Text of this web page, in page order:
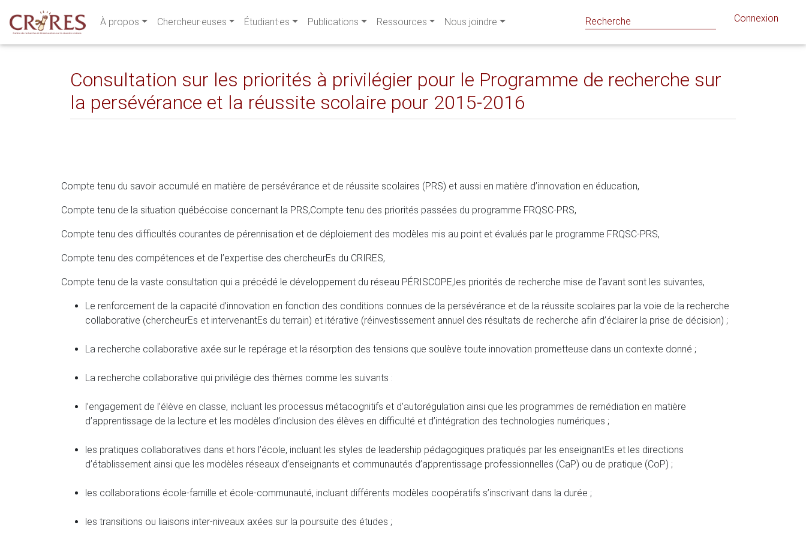
À propos Chercheur·euses Étudiant·es Publications Ressources Nous joindre Connexion
Consultation sur les priorités à privilégier pour le Programme de recherche sur
la persévérance et la réussite scolaire pour 2015-2016
Compte tenu du savoir accumulé en matière de persévérance et de réussite scolaires (PRS) et aussi en matière d’innovation en éducation,
Compte tenu de la situation québécoise concernant la PRS,Compte tenu des priorités passées du programme FRQSC-PRS,
Compte tenu des difficultés courantes de pérennisation et de déploiement des modèles mis au point et évalués par le programme FRQSC-PRS,
Compte tenu des compétences et de l’expertise des chercheurEs du CRIRES,
Compte tenu de la vaste consultation qui a précédé le développement du réseau PÉRISCOPE,les priorités de recherche mise de l’avant sont les suivantes,
Le renforcement de la capacité d’innovation en fonction des conditions connues de la persévérance et de la réussite scolaires par la voie de la recherche
collaborative (chercheurEs et intervenantEs du terrain) et itérative (réinvestissement annuel des résultats de recherche afin d’éclairer la prise de décision) ;
La recherche collaborative axée sur le repérage et la résorption des tensions que soulève toute innovation prometteuse dans un contexte donné ;
La recherche collaborative qui privilégie des thèmes comme les suivants :
l’engagement de l’élève en classe, incluant les processus métacognitifs et d’autorégulation ainsi que les programmes de remédiation en matière
d’apprentissage de la lecture et les modèles d’inclusion des élèves en difficulté et d’intégration des technologies numériques ;
les pratiques collaboratives dans et hors l’école, incluant les styles de leadership pédagogiques pratiqués par les enseignantEs et les directions
d’établissement ainsi que les modèles réseaux d’enseignants et communautés d’apprentissage professionnelles (CaP) ou de pratique (CoP) ;
les collaborations école-famille et école-communauté, incluant différents modèles coopératifs s’inscrivant dans la durée ;
les transitions ou liaisons inter-niveaux axées sur la poursuite des études ;